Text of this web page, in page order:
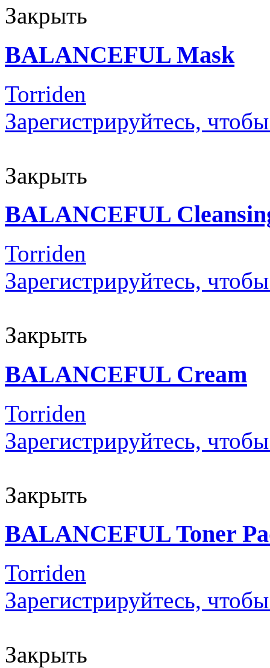
Закрыть
BALANCEFUL Mask
Torriden
Зарегистрируйтесь,
Закрыть
BALANCEFUL
Torriden
Зарегистрируйтесь,
Закрыть
BALANCEFUL Cream
Torriden
Зарегистрируйтесь,
Закрыть
BALANCEFUL Toner
Torriden
Зарегистрируйтесь,
Закрыть